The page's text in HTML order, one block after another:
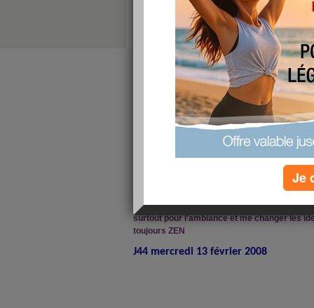
La séance de massage de mon
ne vais pas trop bouger aujourd hui encore
..... RACLETTE qui va se transformer en
surtout pour l'ambiance et me changer les
toujours ZEN
J44 mercredi 13 février 2008
Je